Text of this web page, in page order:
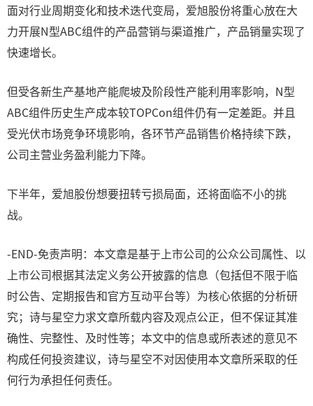
面对行业周期变化和技术迭代变局，爱旭股份将重心放在大
力开展N型ABC组件的产品营销与渠道推广，产品销量实现了
快速增长。
但受各新生产基地产能爬坡及阶段性产能利用率影响，N型
ABC组件历史生产成本较TOPCon组件仍有一定差距。并且
受光伏市场竞争环境影响，各环节产品销售价格持续下跌，
公司主营业务盈利能力下降。
下半年，爱旭股份想要扭转亏损局面，还将面临不小的挑
战。
-END-免责声明：本文章是基于上市公司的公众公司属性、以
上市公司根据其法定义务公开披露的信息（包括但不限于临
时公告、定期报告和官方互动平台等）为核心依据的分析研
究；诗与星空力求文章所载内容及观点公正，但不保证其准
确性、完整性、及时性等；本文中的信息或所表述的意见不
构成任何投资建议，诗与星空不对因使用本文章所采取的任
何行为承担任何责任。